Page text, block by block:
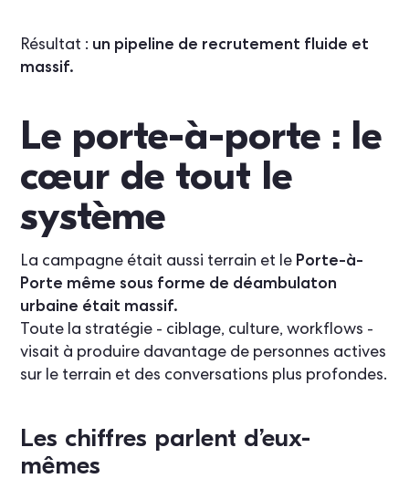
Résultat : un pipeline de recrutement fluide et
massif.
Le porte-à-porte : le
cœur de tout le
système
La campagne était aussi terrain et le Porte-à-
Porte même sous forme de déambulaton
urbaine était massif.
Toute la stratégie - ciblage, culture, workflows -
visait à produire davantage de personnes actives
sur le terrain et des conversations plus profondes.
Les chiffres parlent d’eux-
mêmes